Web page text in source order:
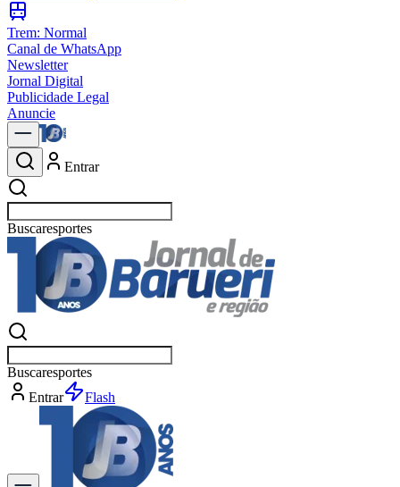
Trem: Normal
Canal de WhatsApp
Newsletter
Jornal Digital
Publicidade Legal
Anuncie
Entrar
Buscarpol
Buscarpol
Entrar
Flash